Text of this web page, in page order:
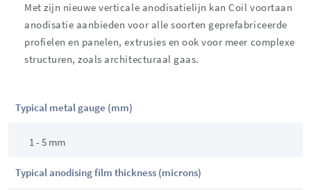
Met zijn nieuwe verticale anodisatielijn kan Coil voortaan
anodisatie aanbieden voor alle soorten geprefabriceerde
profielen en panelen, extrusies en ook voor meer complexe
structuren, zoals architecturaal gaas.
Typical metal gauge (mm)
1 - 5 mm
Typical anodising film thickness (microns)